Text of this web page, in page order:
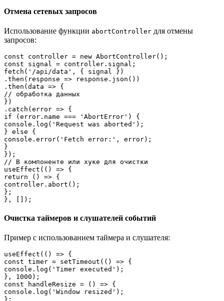
Отмена сетевых запросов
Использование функции abortController для отмены
запросов:
const controller = new AbortController();
const signal = controller.signal;
fetch('/api/data', { signal })
.then(response => response.json())
.then(data => {
// обработка данных
})
.catch(error => {
if (error.name === 'AbortError') {
console.log('Request was aborted');
} else {
console.error('Fetch error:', error);
}
});
// В компоненте или хуке для очистки
useEffect(() => {
return () => {
controller.abort();
};
}, []);
Очистка таймеров и слушателей событий
Пример с использованием таймера и слушателя:
useEffect(() => {
const timer = setTimeout(() => {
console.log('Timer executed');
}, 1000);
const handleResize = () => {
console.log('Window resized');
};